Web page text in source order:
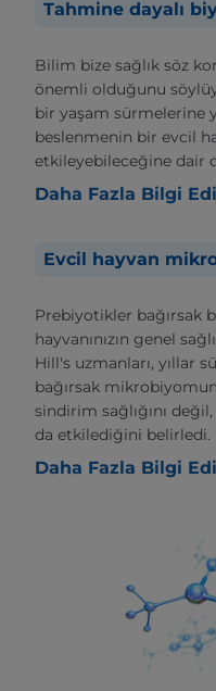
Tahmine dayalı
Bilim bize sağlık söz
önemli olduğunu
bir yaşam sürmelerine
beslenmenin bir evcil
etkileyebileceğine dair
Daha Fazla Bilgi
Evcil hayvan
Prebiyotikler bağırsak
hayvanınızın genel
Hill's uzmanları, yıllar
bağırsak
sindirim sağlığını değil,
da etkilediğini belirledi.
Daha Fazla Bilgi